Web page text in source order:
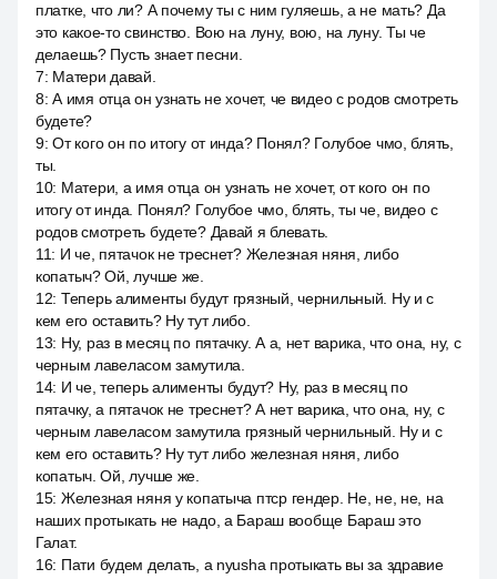
платке, что ли? А почему ты с ним гуляешь, а не мать? Да
это какое-то свинство. Вою на луну, вою, на луну. Ты че
делаешь? Пусть знает песни.
7: Матери давай.
8:А имя отца он узнать не хочет, че видео с родов смотреть
будете?
9:От кого он по итогу от инда? Понял? Голубое чмо, блять,
ты.
10: Матери, а имя отца он узнать не хочет, от кого он по
итогу от инда. Понял? Голубое чмо, блять, ты че, видео с
родов смотреть будете? Давай я блевать.
11: И че, пятачок не треснет? Железная няня, либо
копатыч? Ой, лучше же.
12: Теперь алименты будут грязный, чернильный. Ну и с
кем его оставить? Ну тут либо.
13: Ну, раз в месяц по пятачку. А а, нет варика, что она, ну, с
черным лавеласом замутила.
14: И че, теперь алименты будут? Ну, раз в месяц по
пятачку, а пятачок не треснет? А нет варика, что она, ну, с
черным лавеласом замутила грязный чернильный. Ну и с
кем его оставить? Ну тут либо железная няня, либо
копатыч. Ой, лучше же.
15: Железная няня у копатыча птср гендер. Не, не, не, на
наших протыкать не надо, а Бараш вообще Бараш это
Галат.
16: Пати будем делать, а nyusha протыкать вы за здравие